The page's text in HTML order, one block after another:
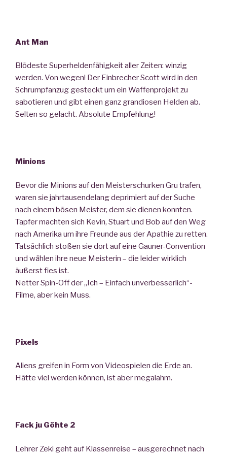
Ant Man
Blödeste Superheldenfähigkeit aller Zeiten: winzig
werden. Von wegen! Der Einbrecher Scott wird in den
Schrumpfanzug gesteckt um ein Waffenprojekt zu
sabotieren und gibt einen ganz grandiosen Helden ab.
Selten so gelacht. Absolute Empfehlung!
Minions
Bevor die Minions auf den Meisterschurken Gru trafen,
waren sie jahrtausendelang deprimiert auf der Suche
nach einem bösen Meister, dem sie dienen konnten.
Tapfer machten sich Kevin, Stuart und Bob auf den Weg
nach Amerika um ihre Freunde aus der Apathie zu retten.
Tatsächlich stoßen sie dort auf eine Gauner-Convention
und wählen ihre neue Meisterin – die leider wirklich
äußerst fies ist.
Netter Spin-Off der „Ich – Einfach unverbesserlich“-
Filme, aber kein Muss.
Pixels
Aliens greifen in Form von Videospielen die Erde an.
Hätte viel werden können, ist aber megalahm.
Fack ju Göhte 2
Lehrer Zeki geht auf Klassenreise – ausgerechnet nach